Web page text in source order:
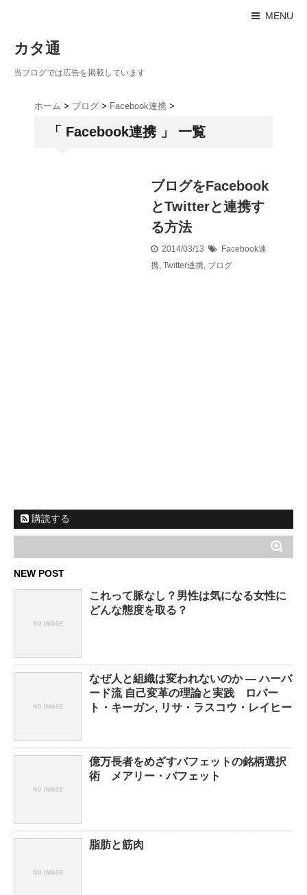
MENU
カタ通
当ブログでは広告を掲載しています
ホーム > ブログ > Facebook連携 >
「 Facebook連携 」 一覧
ブログをFacebook
とTwitterと連携す
る方法
2014/03/13
Facebook連
携, Twitter連携, ブログ
購読する
NEW POST
これって脈なし？男性は気になる女性に
どんな態度を取る？
なぜ人と組織は変われないのか ― ハーバ
ード流 自己変革の理論と実践 ロバー
ト・キーガン, リサ・ラスコウ・レイヒー
億万長者をめざすバフェットの銘柄選択
術 メアリー・バフェット
脂肪と筋肉